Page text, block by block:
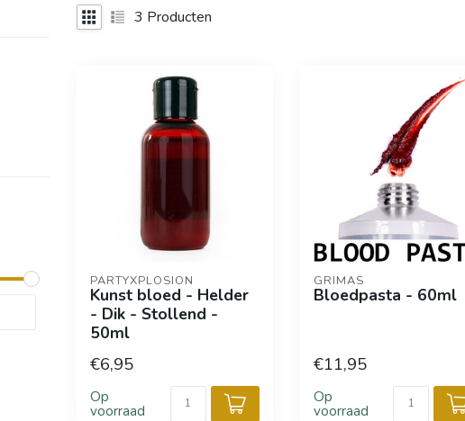
3 Producten
PARTYXPLOSION
Kunst bloed - Helder
- Dik - Stollend -
50ml
€6,95
Op
voorraad
GRIMAS
Bloedpasta - 60ml
€11,95
Op
voorraad